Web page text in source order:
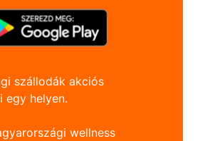
szállodák akciós
egy helyen.
wellness